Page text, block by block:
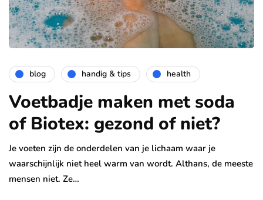
blog handig & tips health
Voetbadje maken met soda
of Biotex: gezond of niet?
Je voeten zijn de onderdelen van je lichaam waar je
waarschijnlijk niet heel warm van wordt. Althans, de meeste
mensen niet. Ze…